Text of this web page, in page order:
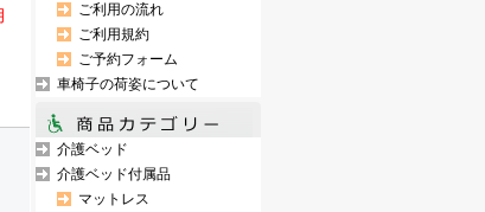
ご利用の流れ
ご利用規約
ご予約フォーム
車椅子の荷姿について
介護ベッド
介護ベッド付属品
マットレス